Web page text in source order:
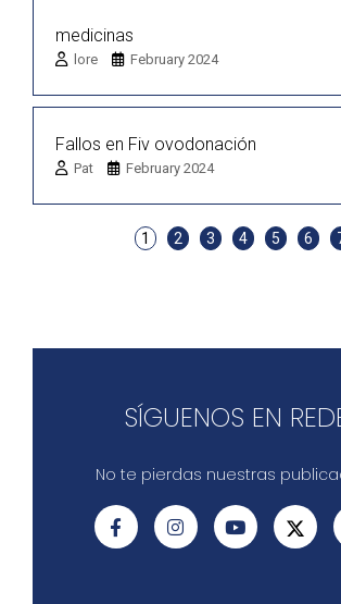
medicinas
lore February 2024
Fallos en Fiv ovodonación
Pat February 2024
1 2 3 4 5 6
SÍGUENOS EN
No te pierdas nuestras